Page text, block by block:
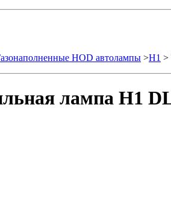
HOD автолампы >H1 >
лампа H1